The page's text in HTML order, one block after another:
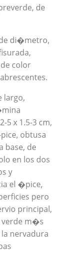
de
di�metro,
color
largo,
5 x 1.5-3 cm,
obtusa
base, de
en los dos
y
el �pice,
pero
principal,
verde m�s
nervadura